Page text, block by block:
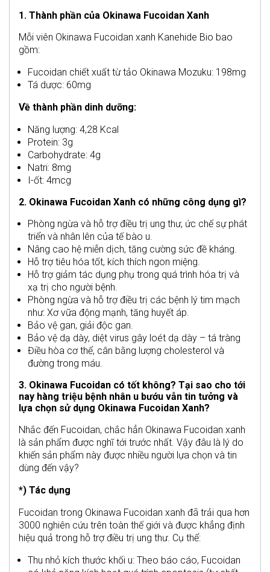
1. Thành phần của Okinawa Fucoidan Xanh
Mỗi viên Okinawa Fucoidan xanh Kanehide Bio bao
gồm:
Fucoidan chiết xuất từ tảo Okinawa Mozuku: 198mg
Tá dược: 60mg
Về thành phần dinh dưỡng:
Năng lượng: 4,28 Kcal
Protein: 3g
Carbohydrate: 4g
Natri: 8mg
I-ốt: 4mcg
2. Okinawa Fucoidan Xanh có những công dụng gì?
Phòng ngừa và hỗ trợ điều trị ung thư, ức chế sự phát
triển và nhân lên của tế bào u.
Nâng cao hệ miễn dịch, tăng cường sức đề kháng.
Hỗ trợ tiêu hóa tốt, kích thích ngon miệng.
Hỗ trợ giảm tác dụng phụ trong quá trình hóa trị và
xạ trị cho người bệnh.
Phòng ngừa và hỗ trợ điều trị các bệnh lý tim mạch
như: Xơ vữa động mạnh, tăng huyết áp.
Bảo vệ gan, giải độc gan.
Bảo vệ dạ dày, diệt virus gây loét dạ dày – tá tràng
Điều hòa cơ thể, cân bằng lượng cholesterol và
đường trong máu.
3. Okinawa Fucoidan có tốt không? Tại sao cho tới
nay hàng triệu bệnh nhân u bướu vẫn tin tưởng và
lựa chọn sử dụng Okinawa Fucoidan Xanh?
Nhắc đến Fucoidan, chắc hẳn Okinawa Fucoidan xanh
là sản phẩm được nghĩ tới trước nhất. Vậy đâu là lý do
khiến sản phẩm này được nhiều người lựa chọn và tin
dùng đến vậy?
*) Tác dụng
Fucoidan trong Okinawa Fucoidan xanh đã trải qua hơn
3000 nghiên cứu trên toàn thế giới và được khẳng định
hiệu quả trong hỗ trợ điều trị ung thư. Cụ thể:
Thu nhỏ kích thước khối u: Theo báo cáo, Fucoidan